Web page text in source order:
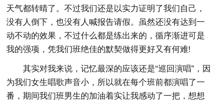
天气都转晴了。不过我们还是以实力证明了我们自己，
没有人倒下，也没有人喊报告请假。虽然还没有达到一
动不动的效果，不过什么都是练出来的，循序渐进可是
我的强项，凭我们班绝佳的默契做得更好又有何难!
其实对我来说，记忆最深的应该还是“巡回演唱”，因
为我们女生唱歌声音小，所以就在每个班前都演唱了一
番，期间我们班男生的加油着实让我感动了一把，想想